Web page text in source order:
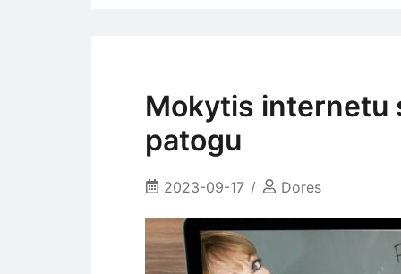
Mokytis internetu
patogu
2023-09-17 Dores